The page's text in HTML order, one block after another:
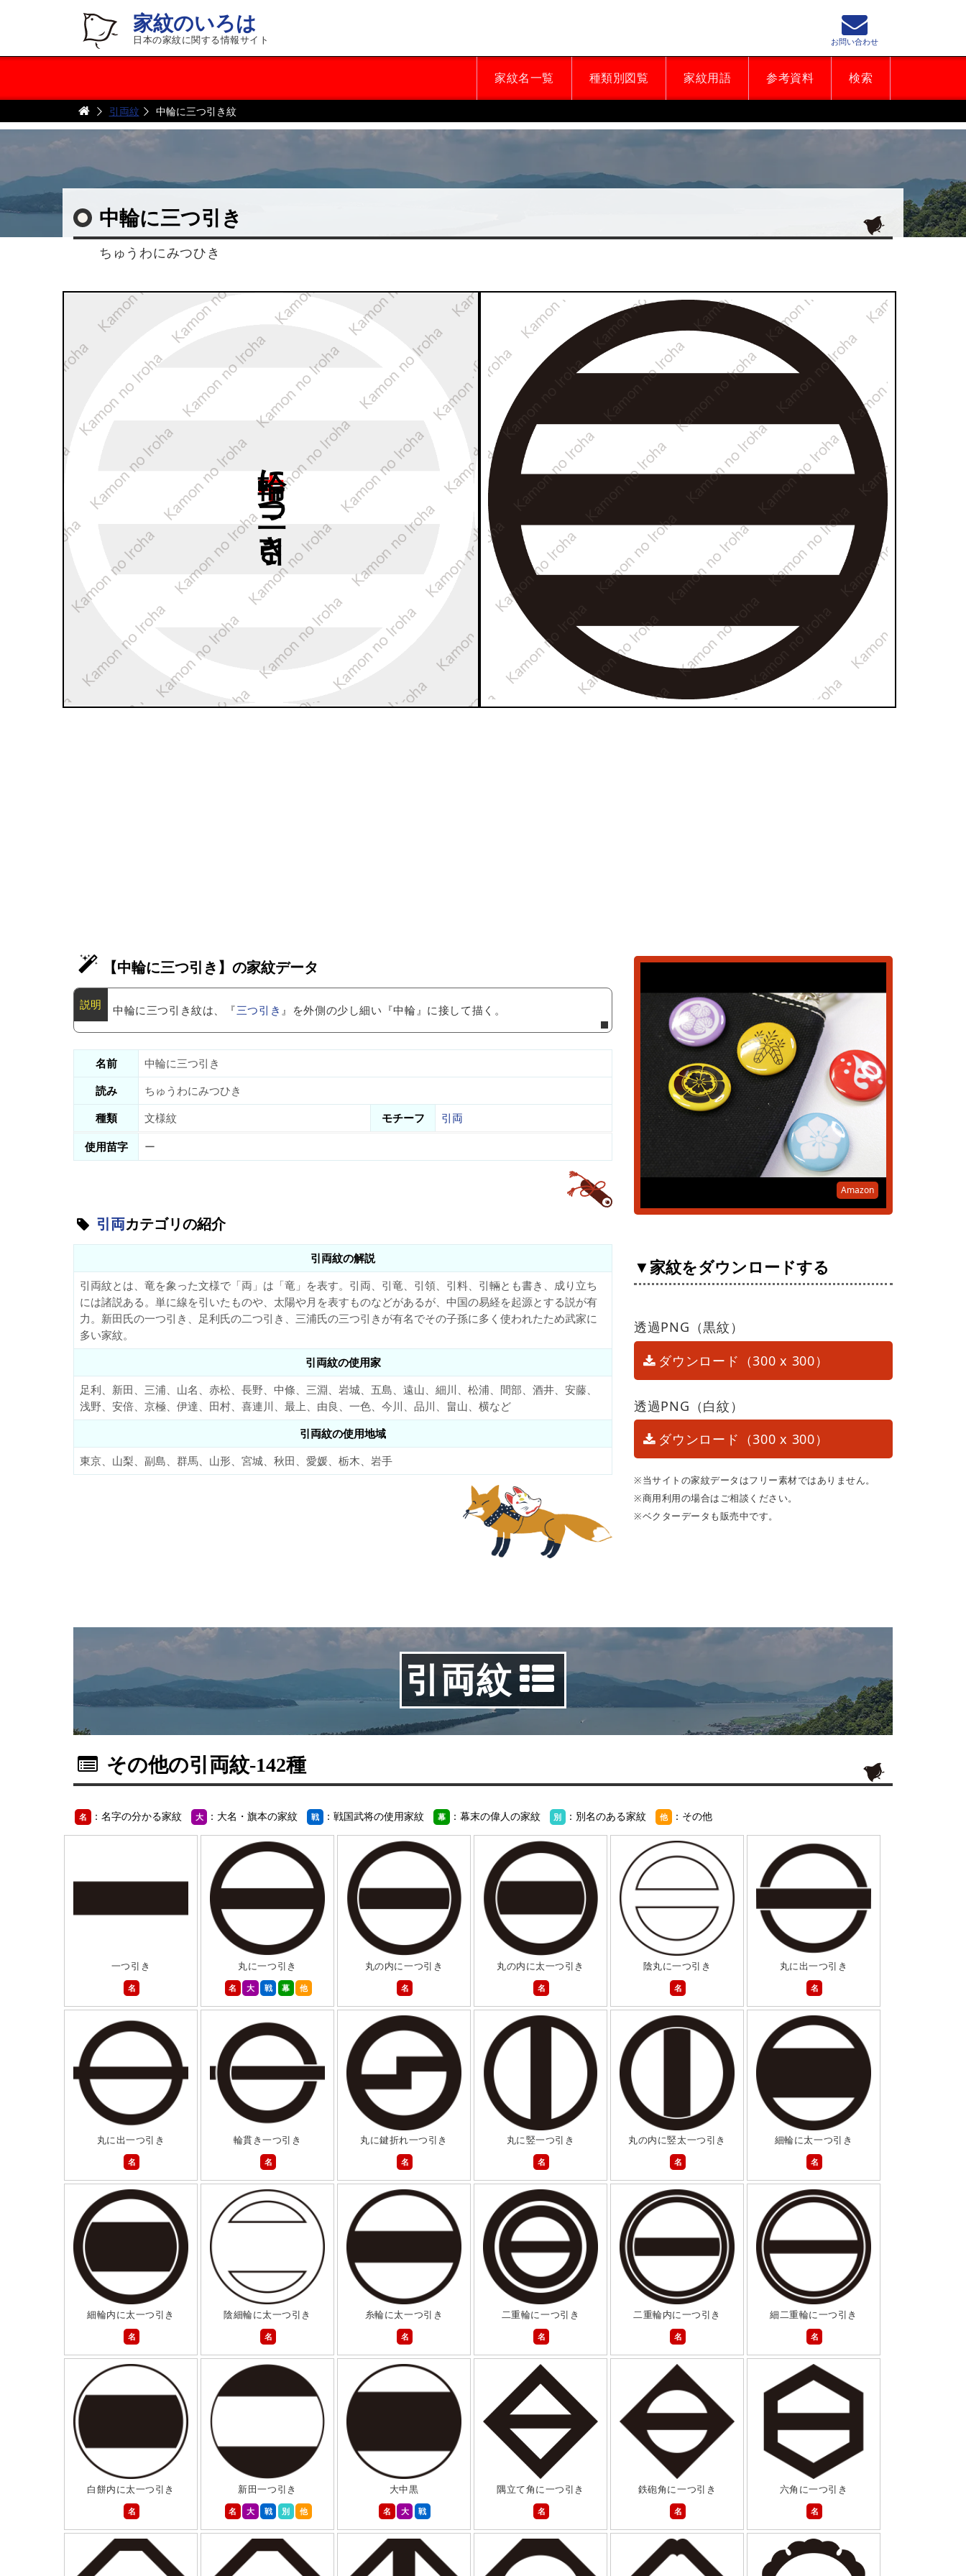
家紋のいろは
日本の家紋に関する情報サイト
家紋名一覧 種類別図覧 家紋用語 参考資料 検索
お問い合わせ
引両紋 中輪に三つ引き紋
中輪に三つ引き
ちゅうわにみつひき
引き
【中輪に三つ引き】の家紋データ
中輪に三つ引き紋は、『三つ引き 』を外側の少し細い『中輪』に接して描く。
名前
中輪に三つ引き
読み
ちゅうわにみつひき
種類
文様紋 モチーフ
引両
使用苗字
ー
引両カテゴリの紹介
引両紋の解説
引両紋とは、竜を象った文様で「両」は「竜」を表す。引両、引竜、引領、引料、引輛とも書き、成り立ち
には諸説ある。単に線を引いたものや、太陽や月を表すものなどがあるが、中国の易経を起源とする説が有
力。新田氏の一つ引き、足利氏の二つ引き、三浦氏の三つ引きが有名でその子孫に多く使われたため武家に
多い家紋。
引両紋の使用家
足利、新田、三浦、山名、赤松、長野、中條、三淵、岩城、五島、遠山、細川、松浦、間部、酒井、安藤、
浅野、安倍、京極、伊達、田村、喜連川、最上、由良、一色、今川、品川、畠山、横など
引両紋の使用地域
東京、山梨、副島、群馬、山形、宮城、秋田、愛媛、栃木、岩手
Amazon
▼家紋をダウンロードする
透過PNG（黒紋）
ダウンロード（300 x 300）
透過PNG（白紋）
ダウンロード（300 x 300）
※当サイトの家紋データはフリー素材ではありません。
※商用利用の場合はご相談ください。
※ベクターデータも販売中です。
引両紋
その他の引両紋-142種
名 ：名字の分かる家紋 大 ：大名・旗本の家紋 戦 ：戦国武将の使用家紋 幕 ：幕末の偉人の家紋 別 ：別名のある家紋 他 ：その他
一つ引き
名
丸に一つ引き
名
大 戦 幕 他
丸の内に一つ引き
名
丸の内に太一つ引き
名
陰丸に一つ引き
名
丸に出一つ引き
名
丸に出一つ引き
名
輪貫き一つ引き
名
丸に鍵折れ一つ引き
名
丸に竪一つ引き
名
丸の内に竪太一つ引き
名
細輪に太一つ引き
名
細輪内に太一つ引き
名
陰細輪に太一つ引き
名
糸輪に太一つ引き
名
二重輪に一つ引き
名
二重輪内に一つ引き
名
細二重輪に一つ引き
名
白餅内に太一つ引き
名
新田一つ引き
名
大 戦 別 他
大中黒
名
大 戦
隅立て角に一つ引き
名
鉄砲角に一つ引き
名
六角に一つ引き
名